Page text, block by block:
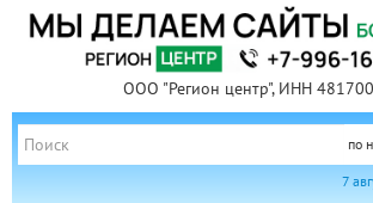
ООО "Регион центр", ИНН
по
7